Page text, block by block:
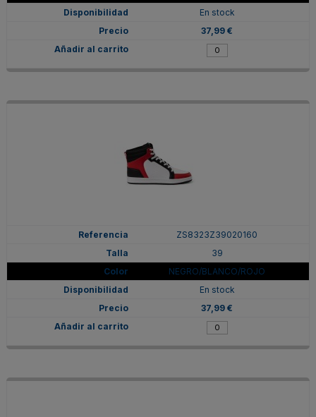
En stock
37,99 €
ZS8323Z39020160
39
NEGRO/BLANCO/ROJO
En stock
37,99 €